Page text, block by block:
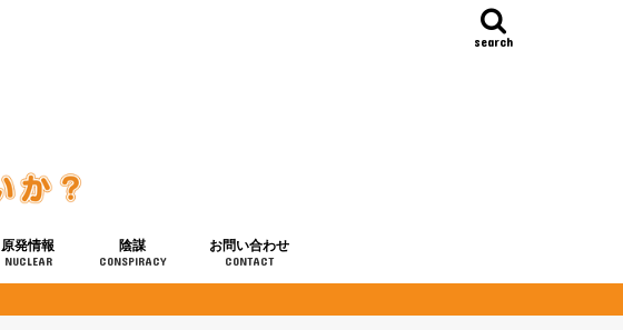
search
原発情報
NUCLEAR
陰謀
CONSPIRACY
お問い合わせ
CONTACT